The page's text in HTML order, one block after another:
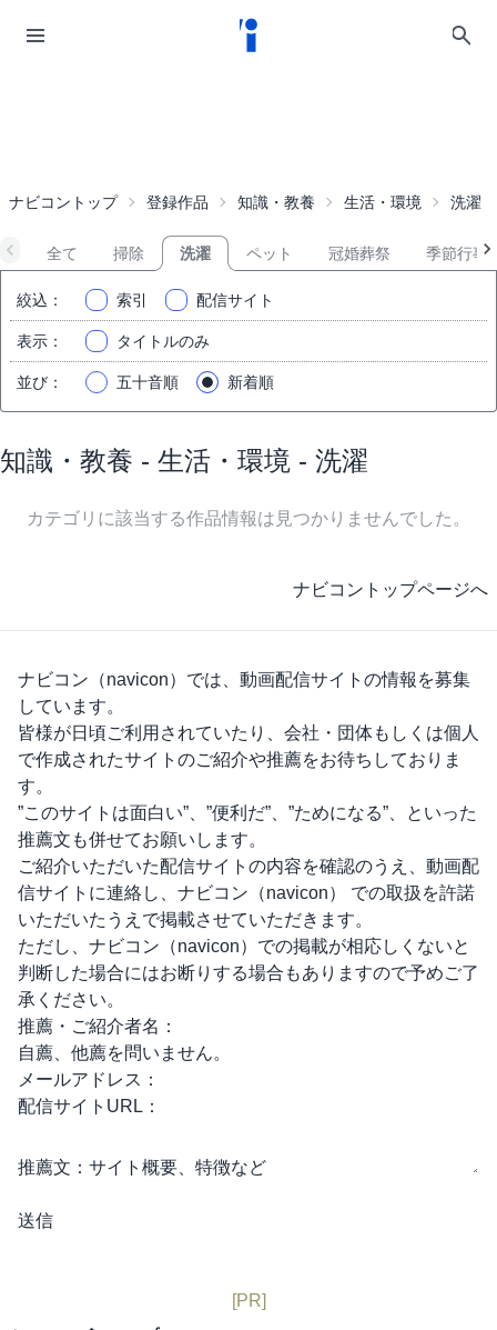
ナビコントップ 登録作品 知識・教養 生活・環境 洗濯
全て 掃除 洗濯 ペット 冠婚葬祭 季節行事
絞込 ： 索引 配信サイト
表示 ： タイトルのみ
並び ： 五十音順 新着順
知識・教養 - 生活・環境 - 洗濯
カテゴリに該当する作品情報は見つかりませんでした。
ナビコントップページへ
ナビコン（navicon） では、動画配信サイトの情報を募集
しています。
皆様が日頃ご利用されていたり、会社・団体もしくは個人
で作成されたサイトのご紹介や推薦をお待ちしておりま
す。
”このサイトは面白い”、”便利だ”、”ためになる”、といった
推薦文も併せてお願いします。
ご紹介いただいた配信サイトの内容を確認のうえ、動画配
信サイトに連絡し、 ナビコン（navicon）
での取扱を許諾
いただいたうえで掲載させていただきます。
ただし、 ナビコン（navicon） での掲載が相応しくないと
判断した場合にはお断りする場合もありますので予めご了
承ください。
推薦・ご紹介者名：
自薦、他薦を問いません。
メールアドレス：
配信サイトURL：
推薦文： サイト概要、特徴など
[PR]